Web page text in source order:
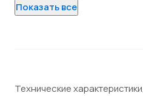
Показать все
Технические